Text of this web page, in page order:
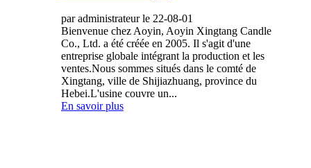
par administrateur le 22-08-01
Bienvenue chez Aoyin, Aoyin Xingtang Candle
Co., Ltd. a été créée en 2005. Il s'agit d'une
entreprise globale intégrant la production et les
ventes.Nous sommes situés dans le comté de
Xingtang, ville de Shijiazhuang, province du
Hebei.L'usine couvre un...
En savoir plus